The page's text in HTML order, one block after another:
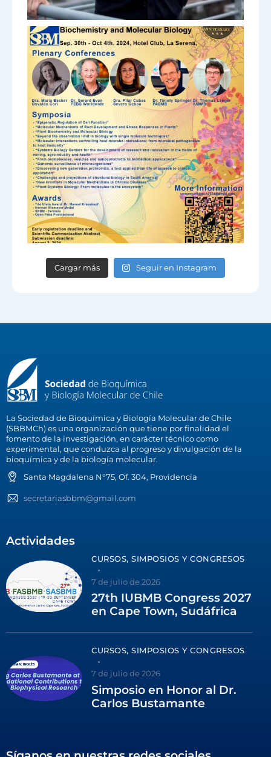
Cargar más Seguir en Instagram
La Sociedad de Bioquímica y Biología Molecular de Chile
(SBBMCh) es una organización que tiene por finalidad el
fomento de la investigación, en carácter técnico como
experimental, que conduzca al progreso y divulgación de la
bioquímica y de la biología molecular.
Santa Magdalena N°75, Of. 304, Providencia
secretariasbbm@gmail.com
Actividades
CURSOS, SIMPOSIOS Y CONGRESOS
7 de julio de 2026
27th IUBMB Congress 2027
en Cape Town, Sudáfrica
CURSOS, SIMPOSIOS Y CONGRESOS
7 de julio de 2026
Simposio en Honor al Dr.
Carlos Bustamante